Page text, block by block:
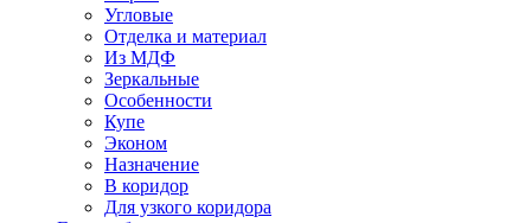
Угловые
Отделка и материал
Из МДФ
Зеркальные
Особенности
Купе
Эконом
Назначение
В коридор
Для узкого коридора